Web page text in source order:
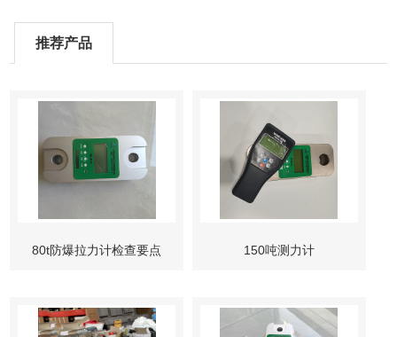
推荐产品
80t防爆拉力计检查要点 150吨测力计